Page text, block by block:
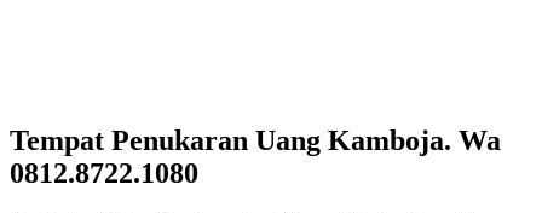
Tempat Penukaran Uang Kamboja. Wa
0812.8722.1080